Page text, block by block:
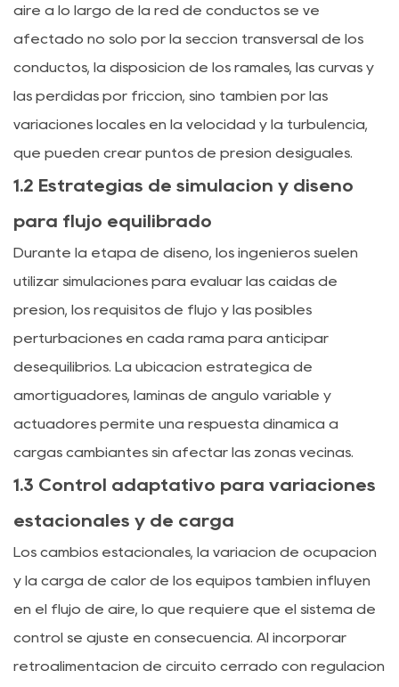
aire a lo largo de la red de conductos se ve
afectado no sólo por la sección transversal de los
conductos, la disposición de los ramales, las curvas y
las pérdidas por fricción, sino también por las
variaciones locales en la velocidad y la turbulencia,
que pueden crear puntos de presión desiguales.
1.2 Estrategias de simulación y diseño
para flujo equilibrado
Durante la etapa de diseño, los ingenieros suelen
utilizar simulaciones para evaluar las caídas de
presión, los requisitos de flujo y las posibles
perturbaciones en cada rama para anticipar
desequilibrios. La ubicación estratégica de
amortiguadores, láminas de ángulo variable y
actuadores permite una respuesta dinámica a
cargas cambiantes sin afectar las zonas vecinas.
1.3 Control adaptativo para variaciones
estacionales y de carga
Los cambios estacionales, la variación de ocupación
y la carga de calor de los equipos también influyen
en el flujo de aire, lo que requiere que el sistema de
control se ajuste en consecuencia. Al incorporar
retroalimentación de circuito cerrado con regulación